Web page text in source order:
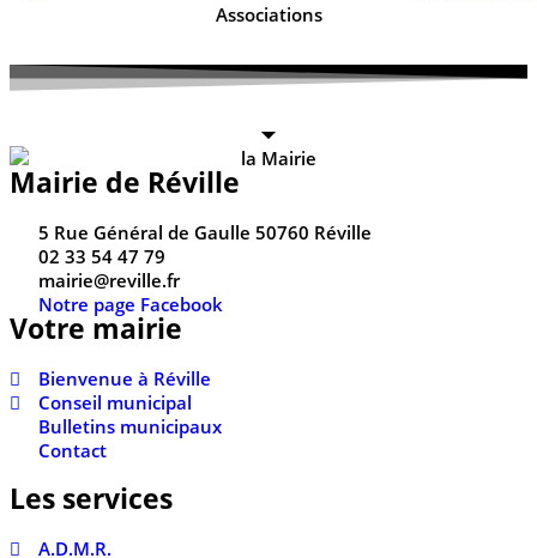
Associations
Mairie de Réville
5 Rue Général de Gaulle 50760 Réville
02 33 54 47 79
mairie@reville.fr
Notre page Facebook
Votre mairie
Bienvenue à Réville
Conseil municipal
Bulletins municipaux
Contact
Les services
A.D.M.R.